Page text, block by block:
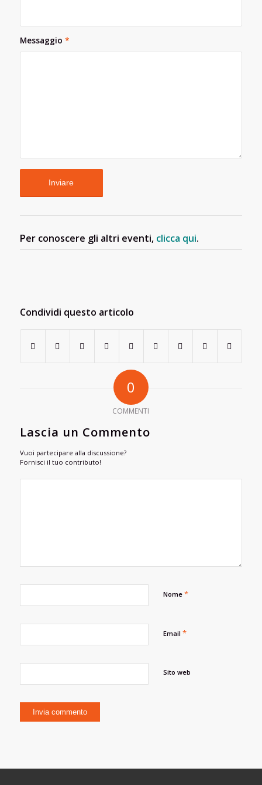
Messaggio *
Per conoscere gli altri eventi, clicca qui.
Condividi questo articolo
0
COMMENTI
Lascia un Commento
Vuoi partecipare alla discussione?
Fornisci il tuo contributo!
Nome *
Email *
Sito web